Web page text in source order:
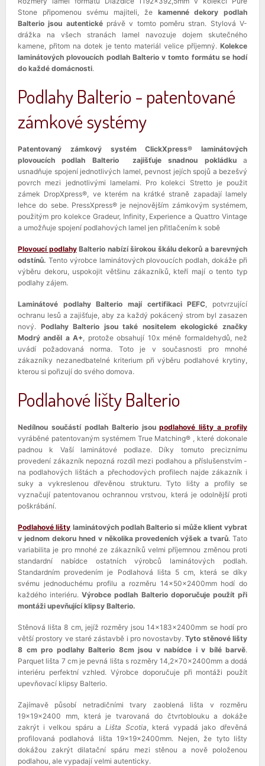
Stone připomenou svému majiteli, že kamenné dekory podlah
Balterio jsou autenticképrávě v tomto poměru stran. Stylová V-
drážka na všech stranách lamel navozuje dojem skutečného
kamene, přitom na dotek je tento materiál velice příjemný. Kolekce
laminátových plovoucích podlah Balterio v tomto formátu se hodí
do každé domácnosti.
Podlahy Balterio - patentované
zámkové systémy
Patentovaný zámkový systém ClickXpress® laminátových
plovoucích podlah Balterio zajišťuje snadnou pokládkua
usnadňuje spojení jednotlivých lamel, pevnost jejích spojů a bezešvý
povrch mezi jednotlivými lamelami. Pro kolekci Stretto je použit
zámek DropXpress®, ve kterém na krátké straně zapadají lamely
lehce do sebe. PressXpress® je nejnovějším zámkovým systémem,
použitým pro kolekce Gradeur, Infinity, Experience a Quattro Vintage
a umožňuje spojení podlahových lamel jen přitlačením k sobě
Plovoucí podlahyBalterio nabízí širokou škálu dekorů a barevných
odstínů. Tento výrobce laminátových plovoucích podlah, dokáže při
výběru dekoru, uspokojit většinu zákazníků, kteří mají o tento typ
podlahy zájem.
Laminátové podlahy Balterio mají certifikaci PEFC , potvrzující
ochranu lesů a zajišťuje, aby za každý pokácený strom byl zasazen
nový. Podlahy Balterio jsou také nositelem ekologické značky
Modrý anděl a A+ , protože obsahují 10x méně formaldehydů, než
uvádí požadovaná norma. Toto je v současnosti pro mnohé
zákazníky nezanedbatelné kriterium při výběru podlahové krytiny,
kterou si pořizují do svého domova.
Podlahové lišty Balterio
Nedílnou součástí podlah Balterio jsoupodlahové lišty a profily
vyráběné patentovaným systémem True Matching® , které dokonale
padnou k Vaší laminátové podlaze. Díky tomuto preciznímu
provedení zákazník nepozná rozdíl mezi podlahou a příslušenstvím -
na podlahových lištách a přechodových profilech najde zákazník i
suky a vykreslenou dřevěnou strukturu. Tyto lišty a profily se
vyznačují patentovanou ochrannou vrstvou, která je odolnější proti
poškrábání.
Podlahové lišty laminátových podlah Balterio si může klient vybrat
v jednom dekoru hned v několika provedeních výšek a tvarů. Tato
variabilita je pro mnohé ze zákazníků velmi příjemnou změnou proti
standardní nabídce ostatních výrobců laminátových podlah.
Standardním provedením je Podlahová lišta 5 cm, která se díky
svému jednoduchému profilu a rozměru 14x50x2400mm hodí do
každého interiéru.Výrobce podlah Balterio doporučuje použít při
montáži upevňující klipsy Balterio.
Stěnová lišta 8 cm, jejíž rozměry jsou 14x183x2400mm se hodí pro
větší prostory ve staré zástavbě i pro novostavby.Tyto stěnové lišty
8 cm pro podlahy Balterio 8cm jsou v nabídce i v bílé barvě.
Parquet lišta 7 cm je pevná lišta s rozměry 14,2x70x2400mm a dodá
interiéru perfektní vzhled. Výrobce doporučuje při montáži použít
upevňovací klipsy Balterio.
Zajímavě působí netradičními tvary zaoblená lišta v rozměru
19x19x2400 mm, která je tvarovaná do čtvrtoblouku a dokáže
zakrýt i velkou spáru a Lišta Scotia , která vypadá jako dřevěná
profilovaná podlahová lišta 19x19x2400mm. Nejen, že tyto lišty
dokážou zakrýt dilatační spáru mezi stěnou a nově položenou
podlahou, ale vypadají velmi autenticky.